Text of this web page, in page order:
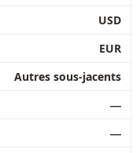
USD
EUR
Autres sous-jacents
―
―